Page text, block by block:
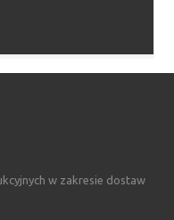
w zakresie dostaw